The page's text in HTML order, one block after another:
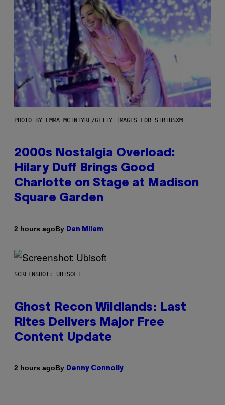
PHOTO BY EMMA MCINTYRE/GETTY IMAGES FOR SIRIUSXM
2000s Nostalgia Overload:
Hilary Duff Brings Good
Charlotte on Stage at Madison
Square Garden
2 hours agoBy Dan Milam
SCREENSHOT: UBISOFT
Ghost Recon Wildlands: Last
Rites Delivers Major Free
Content Update
2 hours agoBy Denny Connolly